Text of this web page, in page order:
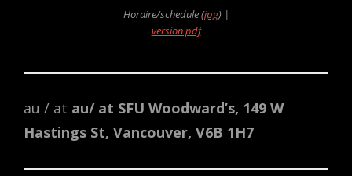
Horaire/schedule (jpg) |
version pdf
au / at au/ at SFU Woodward’s, 149 W
Hastings St, Vancouver, V6B 1H7